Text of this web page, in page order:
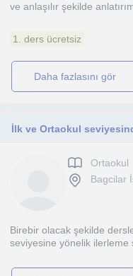
ve anlaşılır şekilde
1. ders ücretsiz
daha fazlasını gör
Ortaokul
Bagcilar
Birebir olacak şekilde
seviyesine yönelik ilerleme